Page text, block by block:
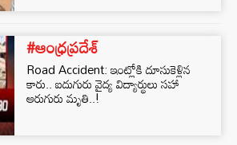
#ఆంధ్రప్రదేశ్
Road Accident: ఇంట్లోకి దూసుకెళ్లిన
కారు.. ఐదుగురు వైద్య విద్యార్థులు సహా
ఆరుగురు మృతి..!